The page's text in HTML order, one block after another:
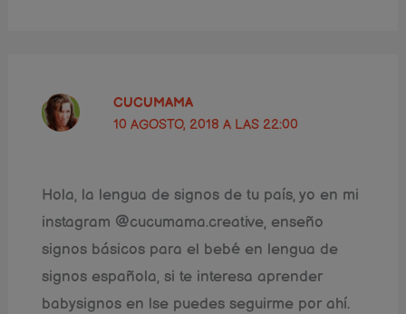
CUCUMAMA
10 AGOSTO, 2018 A LAS 22:00
Hola, la lengua de signos de tu país, yo en mi
instagram @cucumama.creative, enseño
signos básicos para el bebé en lengua de
signos española, si te interesa aprender
babysignos en lse puedes seguirme por ahí.